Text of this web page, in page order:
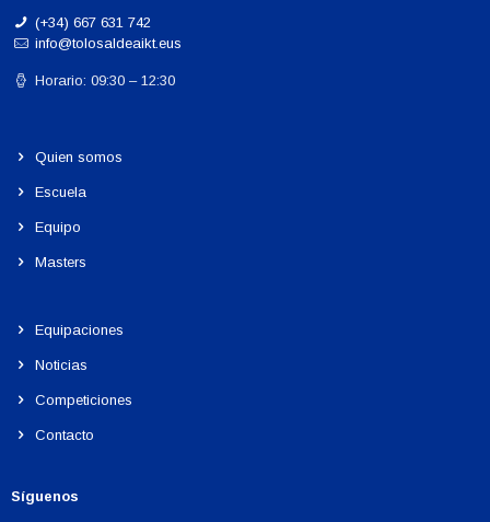
(+34) 667 631 742
info@tolosaldeaikt.eus
Horario: 09:30 – 12:30
Quien somos
Escuela
Equipo
Masters
Equipaciones
Noticias
Competiciones
Contacto
Síguenos